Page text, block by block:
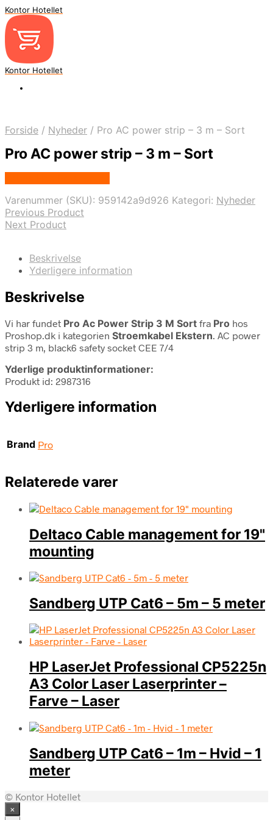
Kontor Hotellet
Kontor Hotellet
Forside / Nyheder / Pro AC power strip – 3 m – Sort
Pro AC power strip – 3 m – Sort
Varenummer (SKU): 959142a9d926 Kategori: Nyheder
Previous Product
Next Product
Beskrivelse
Yderligere information
Beskrivelse
Vi har fundet Pro Ac Power Strip 3 M Sort fra Pro hos
Proshop.dk i kategorien Stroemkabel Ekstern. AC power
strip 3 m, black6 safety socket CEE 7/4
Yderlige produktinformationer:
Produkt id: 2987316
Yderligere information
Brand Pro
Relaterede varer
Deltaco Cable management for 19"
mounting
Sandberg UTP Cat6 – 5m – 5 meter
HP LaserJet Professional CP5225n
A3 Color Laser Laserprinter –
Farve – Laser
Sandberg UTP Cat6 – 1m – Hvid – 1
meter
© Kontor Hotellet
×